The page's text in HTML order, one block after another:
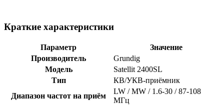
Краткие характеристики
Параметр
Значение
Производитель
Grundig
Модель
Satellit 2400SL
Тип
КВ/УКВ-приёмник
Диапазон частот на приём
LW / MW / 1.6-30 / 87-108
МГц